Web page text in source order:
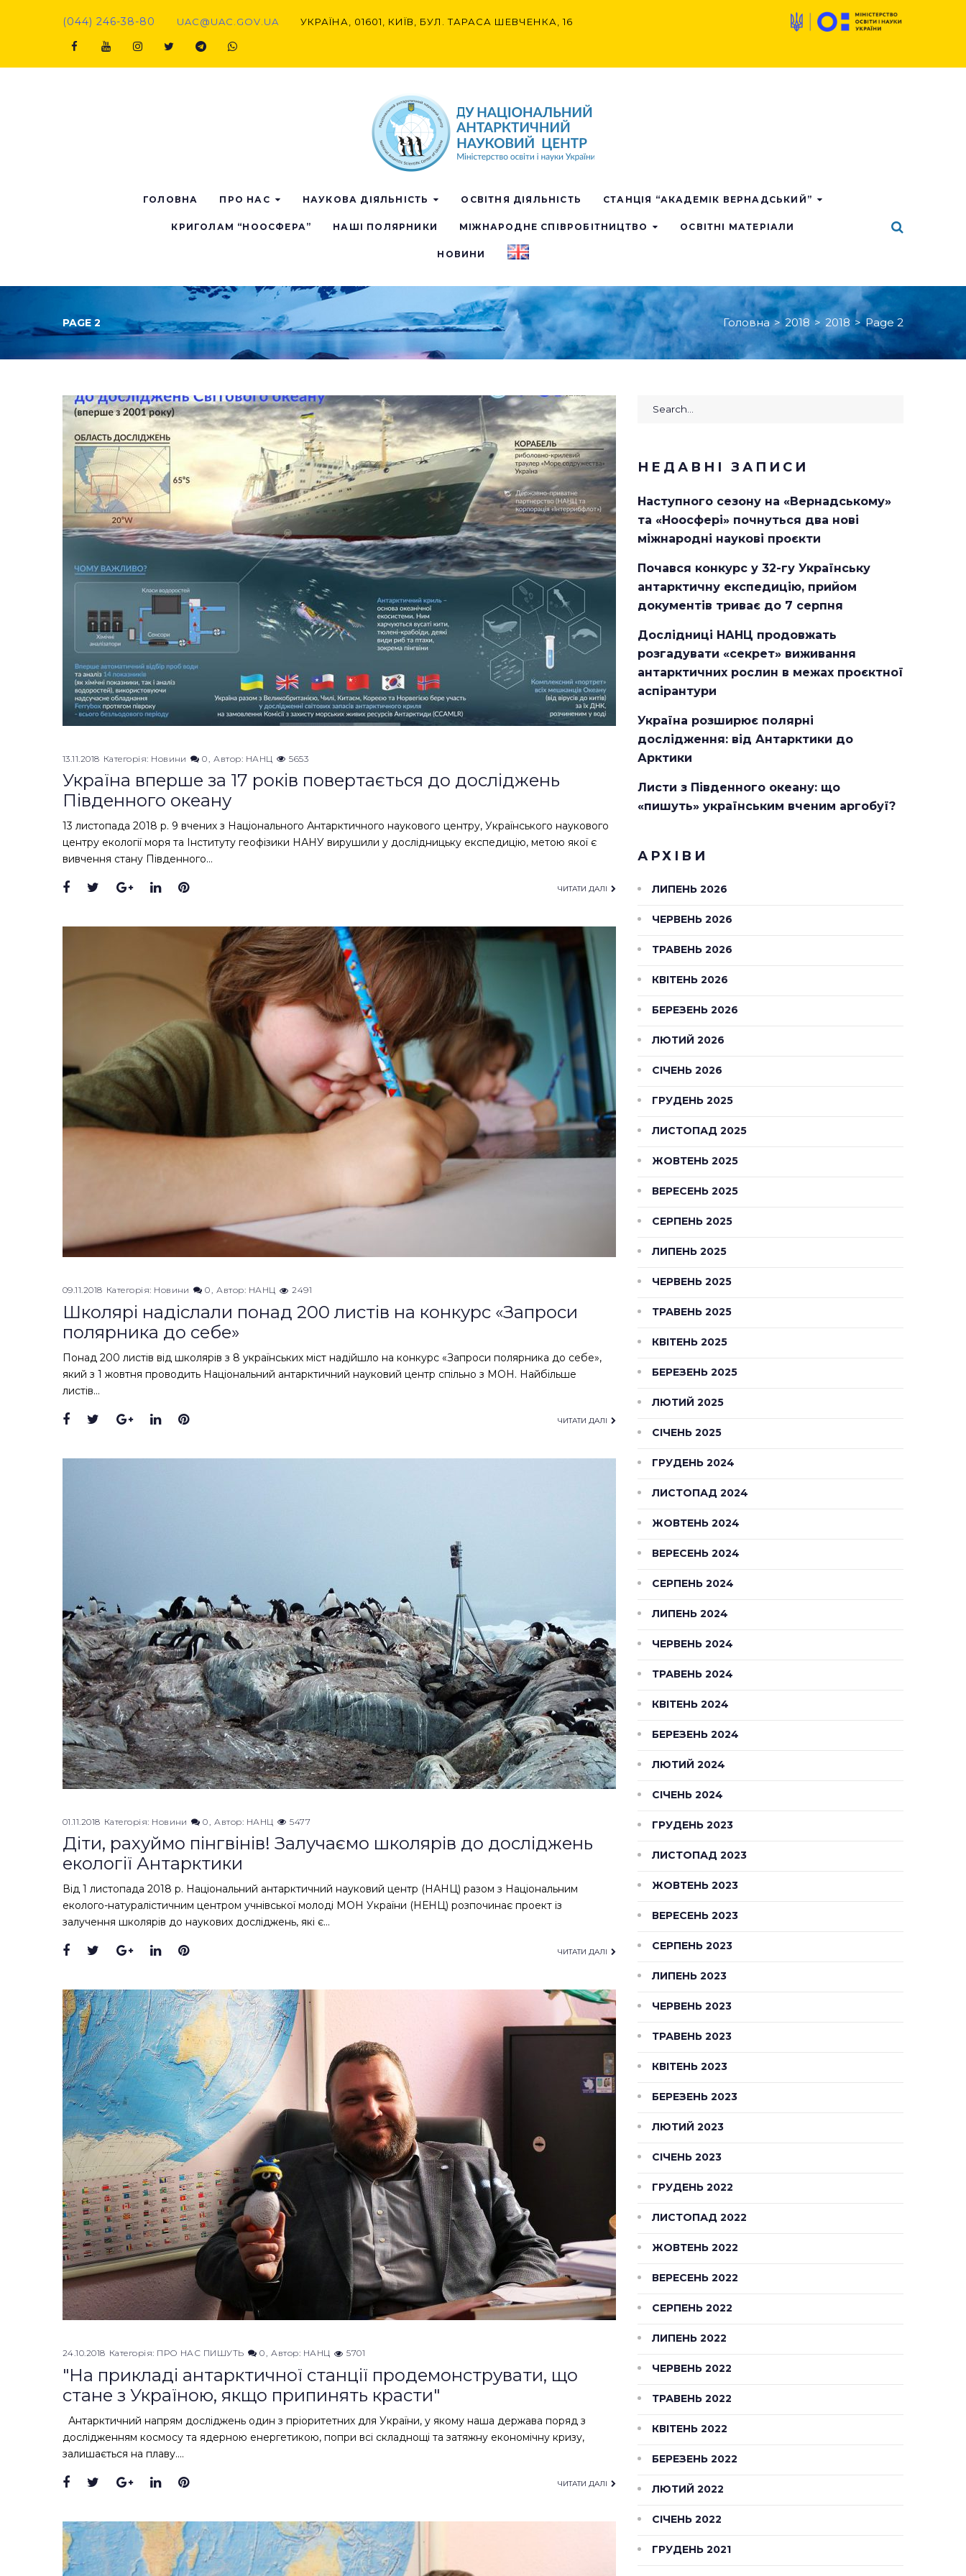
(044) 246-38-80 UAC@UAC.GOV.UA​​ УКРАЇНА, 01601, КИЇВ, БУЛ. ТАРАСА ШЕВЧЕНКА, 16
ГОЛОВНА ПРО НАС НАУКОВА ДІЯЛЬНІСТЬ ОСВІТНЯ ДІЯЛЬНІСТЬ СТАНЦІЯ “АКАДЕМІК ВЕРНАДСЬКИЙ”
КРИГОЛАМ “НООСФЕРА” НАШІ ПОЛЯРНИКИ МІЖНАРОДНЕ СПІВРОБІТНИЦТВО ОСВІТНІ МАТЕРІАЛИ
НОВИНИ
PAGE 2 Головна > 2018 > 2018 > Page 2
13.11.2018 Категорія: Новини 0 Автор: НАНЦ 5653
Україна вперше за 17 років повертається до досліджень
Південного океану
13 листопада 2018 р. 9 вчених з Національного Антарктичного наукового центру, Українського наукового
центру екології моря та Інституту геофізики НАНУ вирушили у дослідницьку експедицію, метою якої є
вивчення стану Південного…
ЧИТАТИ ДАЛІ
09.11.2018 Категорія: Новини 0 Автор: НАНЦ 2491
Школярі надіслали понад 200 листів на конкурс «Запроси
полярника до себе»
Понад 200 листів від школярів з 8 українських міст надійшло на конкурс «Запроси полярника до себе»,
який з 1 жовтня проводить Національний антарктичний науковий центр спільно з МОН. Найбільше
листів…
ЧИТАТИ ДАЛІ
01.11.2018 Категорія: Новини 0 Автор: НАНЦ 5477
Діти, рахуймо пінгвінів! Залучаємо школярів до досліджень
екології Антарктики
Від 1 листопада 2018 р. Національний антарктичний науковий центр (НАНЦ) разом з Національним
еколого-натуралістичним центром учнівської молоді МОН України (НЕНЦ) розпочинає проект із
залучення школярів до наукових досліджень, які є…
ЧИТАТИ ДАЛІ
24.10.2018 Категорія: ПРО НАС ПИШУТЬ 0 Автор: НАНЦ 5701
"На прикладі антарктичної станції продемонструвати, що
стане з Україною, якщо припинять красти"
Антарктичний напрям досліджень один з пріоритетних для України, у якому наша держава поряд з
дослідженням космосу та ядерною енергетикою, попри всі складнощі та затяжну економічну кризу,
залишається на плаву.…
ЧИТАТИ ДАЛІ
НЕДАВНІ ЗАПИСИ
Наступного сезону на «Вернадському»
та «Ноосфері» почнуться два нові
міжнародні наукові проєкти
Почався конкурс у 32-гу Українську
антарктичну експедицію, прийом
документів триває до 7 серпня
Дослідниці НАНЦ продовжать
розгадувати «секрет» виживання
антарктичних рослин в межах проєктної
аспірантури
Україна розширює полярні
дослідження: від Антарктики до
Арктики
Листи з Південного океану: що
«пишуть» українським вченим аргобуї?
АРХІВИ
ЛИПЕНЬ 2026
ЧЕРВЕНЬ 2026
ТРАВЕНЬ 2026
КВІТЕНЬ 2026
БЕРЕЗЕНЬ 2026
ЛЮТИЙ 2026
СІЧЕНЬ 2026
ГРУДЕНЬ 2025
ЛИСТОПАД 2025
ЖОВТЕНЬ 2025
ВЕРЕСЕНЬ 2025
СЕРПЕНЬ 2025
ЛИПЕНЬ 2025
ЧЕРВЕНЬ 2025
ТРАВЕНЬ 2025
КВІТЕНЬ 2025
БЕРЕЗЕНЬ 2025
ЛЮТИЙ 2025
СІЧЕНЬ 2025
ГРУДЕНЬ 2024
ЛИСТОПАД 2024
ЖОВТЕНЬ 2024
ВЕРЕСЕНЬ 2024
СЕРПЕНЬ 2024
ЛИПЕНЬ 2024
ЧЕРВЕНЬ 2024
ТРАВЕНЬ 2024
КВІТЕНЬ 2024
БЕРЕЗЕНЬ 2024
ЛЮТИЙ 2024
СІЧЕНЬ 2024
ГРУДЕНЬ 2023
ЛИСТОПАД 2023
ЖОВТЕНЬ 2023
ВЕРЕСЕНЬ 2023
СЕРПЕНЬ 2023
ЛИПЕНЬ 2023
ЧЕРВЕНЬ 2023
ТРАВЕНЬ 2023
КВІТЕНЬ 2023
БЕРЕЗЕНЬ 2023
ЛЮТИЙ 2023
СІЧЕНЬ 2023
ГРУДЕНЬ 2022
ЛИСТОПАД 2022
ЖОВТЕНЬ 2022
ВЕРЕСЕНЬ 2022
СЕРПЕНЬ 2022
ЛИПЕНЬ 2022
ЧЕРВЕНЬ 2022
ТРАВЕНЬ 2022
КВІТЕНЬ 2022
БЕРЕЗЕНЬ 2022
ЛЮТИЙ 2022
СІЧЕНЬ 2022
ГРУДЕНЬ 2021